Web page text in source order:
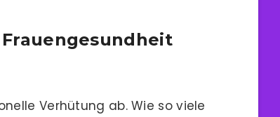
Verhütung ab. Wie so viele